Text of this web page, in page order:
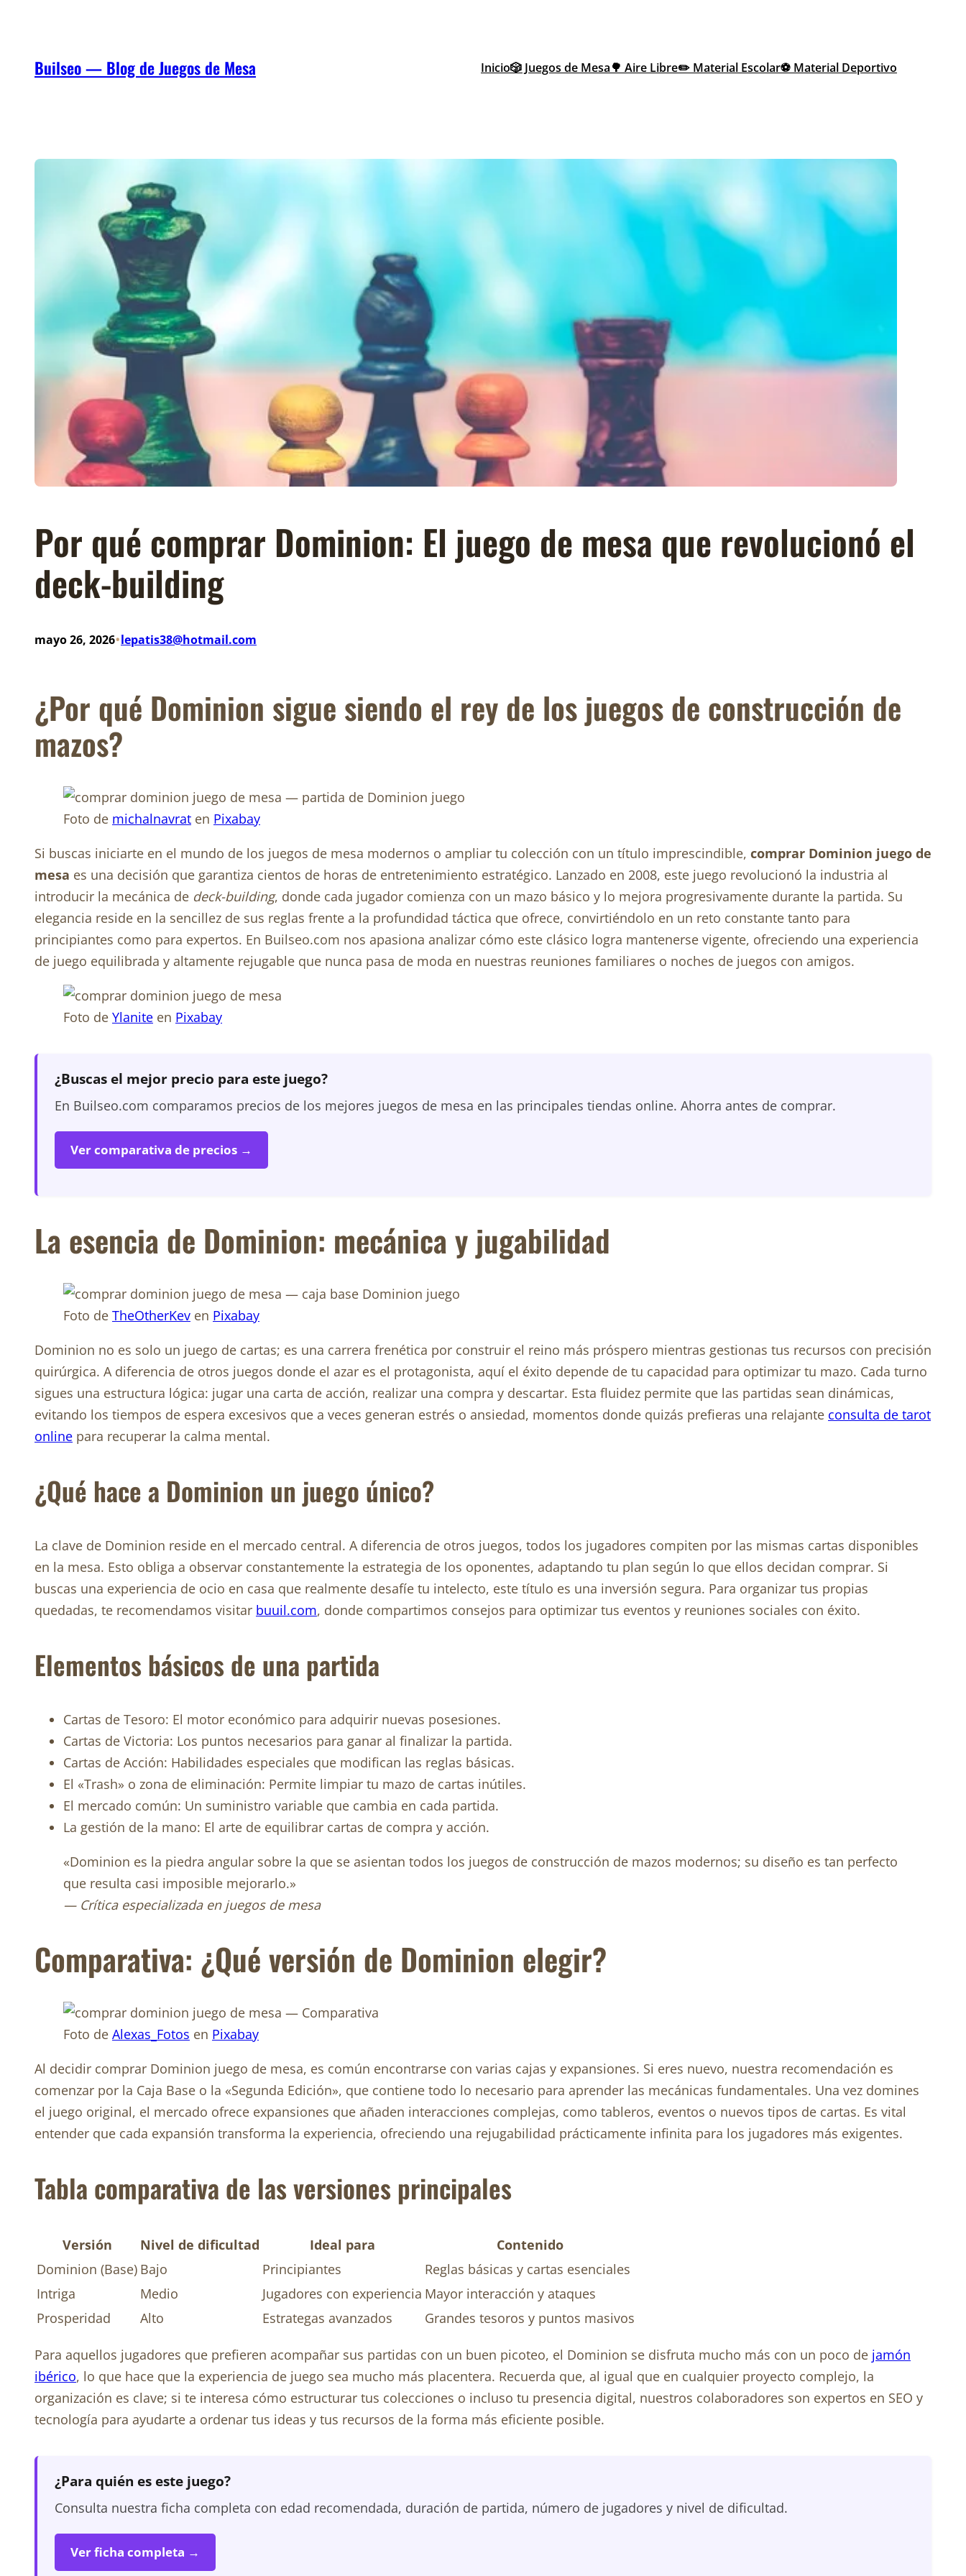
contenido
Builseo — Blog de Juegos de Mesa Inicio🎲 Juegos de Mesa🌳 Aire Libre✏️ Material Escolar⚽ Material Deportivo
Por qué comprar Dominion: El juego de mesa que revolucionó el
deck-building
mayo 26, 2026•lepatis38@hotmail.com
¿Por qué Dominion sigue siendo el rey de los juegos de construcción de
mazos?
Foto de michalnavrat en Pixabay
Si buscas iniciarte en el mundo de los juegos de mesa modernos o ampliar tu colección con un título imprescindible, comprar Dominion juego de
mesa es una decisión que garantiza cientos de horas de entretenimiento estratégico. Lanzado en 2008, este juego revolucionó la industria al
introducir la mecánica de deck-building, donde cada jugador comienza con un mazo básico y lo mejora progresivamente durante la partida. Su
elegancia reside en la sencillez de sus reglas frente a la profundidad táctica que ofrece, convirtiéndolo en un reto constante tanto para
principiantes como para expertos. En Builseo.com nos apasiona analizar cómo este clásico logra mantenerse vigente, ofreciendo una experiencia
de juego equilibrada y altamente rejugable que nunca pasa de moda en nuestras reuniones familiares o noches de juegos con amigos.
Foto de Ylanite en Pixabay
¿Buscas el mejor precio para este juego?
En Builseo.com comparamos precios de los mejores juegos de mesa en las principales tiendas online. Ahorra antes de comprar.
Ver comparativa de precios →
La esencia de Dominion: mecánica y jugabilidad
Foto de TheOtherKev en Pixabay
Dominion no es solo un juego de cartas; es una carrera frenética por construir el reino más próspero mientras gestionas tus recursos con precisión
quirúrgica. A diferencia de otros juegos donde el azar es el protagonista, aquí el éxito depende de tu capacidad para optimizar tu mazo. Cada turno
sigues una estructura lógica: jugar una carta de acción, realizar una compra y descartar. Esta fluidez permite que las partidas sean dinámicas,
evitando los tiempos de espera excesivos que a veces generan estrés o ansiedad, momentos donde quizás prefieras una relajante consulta de tarot
online para recuperar la calma mental.
¿Qué hace a Dominion un juego único?
La clave de Dominion reside en el mercado central. A diferencia de otros juegos, todos los jugadores compiten por las mismas cartas disponibles
en la mesa. Esto obliga a observar constantemente la estrategia de los oponentes, adaptando tu plan según lo que ellos decidan comprar. Si
buscas una experiencia de ocio en casa que realmente desafíe tu intelecto, este título es una inversión segura. Para organizar tus propias
quedadas, te recomendamos visitar buuil.com, donde compartimos consejos para optimizar tus eventos y reuniones sociales con éxito.
Elementos básicos de una partida
Cartas de Tesoro: El motor económico para adquirir nuevas posesiones.
Cartas de Victoria: Los puntos necesarios para ganar al finalizar la partida.
Cartas de Acción: Habilidades especiales que modifican las reglas básicas.
El «Trash» o zona de eliminación: Permite limpiar tu mazo de cartas inútiles.
El mercado común: Un suministro variable que cambia en cada partida.
La gestión de la mano: El arte de equilibrar cartas de compra y acción.
«Dominion es la piedra angular sobre la que se asientan todos los juegos de construcción de mazos modernos; su diseño es tan perfecto
que resulta casi imposible mejorarlo.»
— Crítica especializada en juegos de mesa
Comparativa: ¿Qué versión de Dominion elegir?
Foto de Alexas_Fotos en Pixabay
Al decidir comprar Dominion juego de mesa, es común encontrarse con varias cajas y expansiones. Si eres nuevo, nuestra recomendación es
comenzar por la Caja Base o la «Segunda Edición», que contiene todo lo necesario para aprender las mecánicas fundamentales. Una vez domines
el juego original, el mercado ofrece expansiones que añaden interacciones complejas, como tableros, eventos o nuevos tipos de cartas. Es vital
entender que cada expansión transforma la experiencia, ofreciendo una rejugabilidad prácticamente infinita para los jugadores más exigentes.
Tabla comparativa de las versiones principales
Versión Nivel de dificultad Ideal para
Contenido
Dominion (Base) Bajo Principiantes
Reglas básicas y cartas esenciales
Intriga
Medio Jugadores con experiencia Mayor interacción y ataques
Prosperidad
Alto Estrategas avanzados Grandes tesoros y puntos masivos
Para aquellos jugadores que prefieren acompañar sus partidas con un buen picoteo, el Dominion se disfruta mucho más con un poco de jamón
ibérico, lo que hace que la experiencia de juego sea mucho más placentera. Recuerda que, al igual que en cualquier proyecto complejo, la
organización es clave; si te interesa cómo estructurar tus colecciones o incluso tu presencia digital, nuestros colaboradores son expertos en SEO y
tecnología para ayudarte a ordenar tus ideas y tus recursos de la forma más eficiente posible.
¿Para quién es este juego?
Consulta nuestra ficha completa con edad recomendada, duración de partida, número de jugadores y nivel de dificultad.
Ver ficha completa →